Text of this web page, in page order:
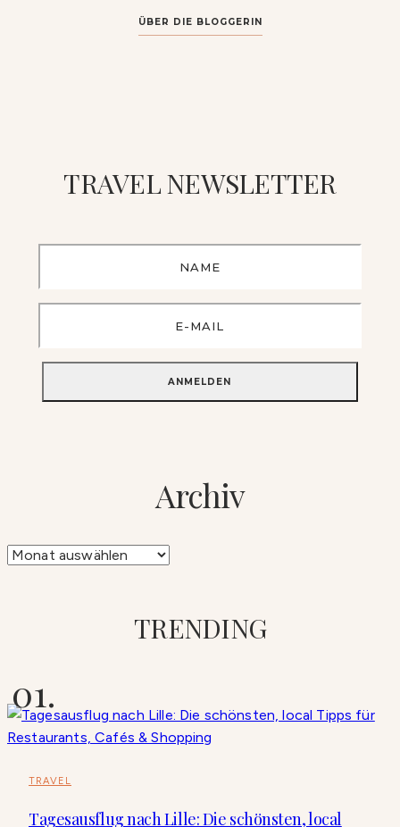
ÜBER DIE BLOGGERIN
TRAVEL NEWSLETTER
Archiv
Archiv
TRENDING
TRAVEL
Tagesausflug nach Lille: Die schönsten, local